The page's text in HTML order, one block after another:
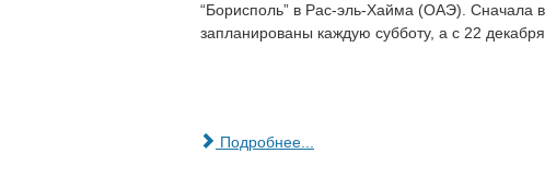
“Борисполь” в Рас-эль-Хайма (ОАЭ). Сначала
запланированы каждую субботу, а с 22
Подробнее...